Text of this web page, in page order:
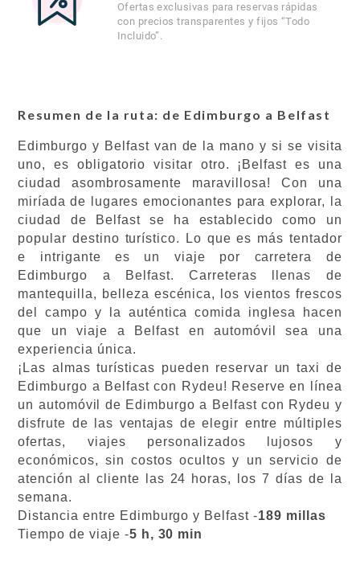
Ofertas exclusivas para reservas rápidas
con precios transparentes y fijos “Todo
Incluido”.
Resumen de la ruta: de Edimburgo a Belfast
Edimburgo y Belfast van de la mano y si se visita
uno, es obligatorio visitar otro. ¡Belfast es una
ciudad asombrosamente maravillosa! Con una
miríada de lugares emocionantes para explorar, la
ciudad de Belfast se ha establecido como un
popular destino turístico. Lo que es más tentador
e intrigante es un viaje por carretera de
Edimburgo a Belfast. Carreteras llenas de
mantequilla, belleza escénica, los vientos frescos
del campo y la auténtica comida inglesa hacen
que un viaje a Belfast en automóvil sea una
experiencia única.
¡Las almas turísticas pueden reservar un taxi de
Edimburgo a Belfast con Rydeu! Reserve en línea
un automóvil de Edimburgo a Belfast con Rydeu y
disfrute de las ventajas de elegir entre múltiples
ofertas, viajes personalizados lujosos y
económicos, sin costos ocultos y un servicio de
atención al cliente las 24 horas, los 7 días de la
semana.
Distancia entre Edimburgo y Belfast -189 millas
Tiempo de viaje -5 h, 30 min